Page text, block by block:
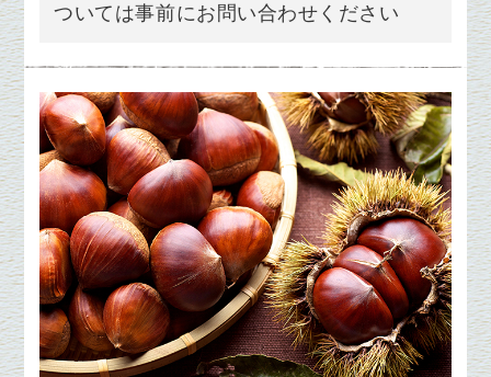
ついては事前にお問い合わせください